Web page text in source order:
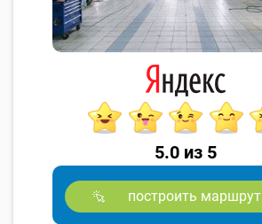
5.0 из 5
построить маршрут